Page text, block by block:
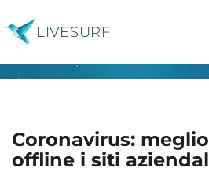
LIVESURF
Coronavirus:
offline i siti